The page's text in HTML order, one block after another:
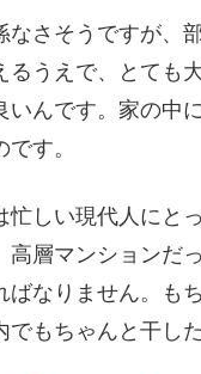
さそうですが、
うえで、とても
んです。家の中
す。
忙しい現代人にと
高層マンションだ
ばなりません。も
もちゃんと干し